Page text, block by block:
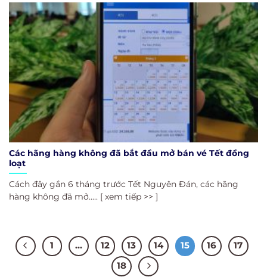
Các hãng hàng không đã bắt đầu mở bán vé Tết đồng
loạt
Cách đây gần 6 tháng trước Tết Nguyên Đán, các hãng
hàng không đã mở..... [ xem tiếp >> ]
1 … 12 13 14 15 16
17
18